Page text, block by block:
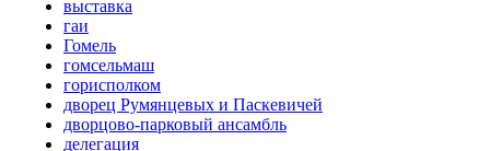
выставка
гаи
Гомель
гомсельмаш
горисполком
дворец Румянцевых и Паскевичей
дворцово-парковый ансамбль
делегация